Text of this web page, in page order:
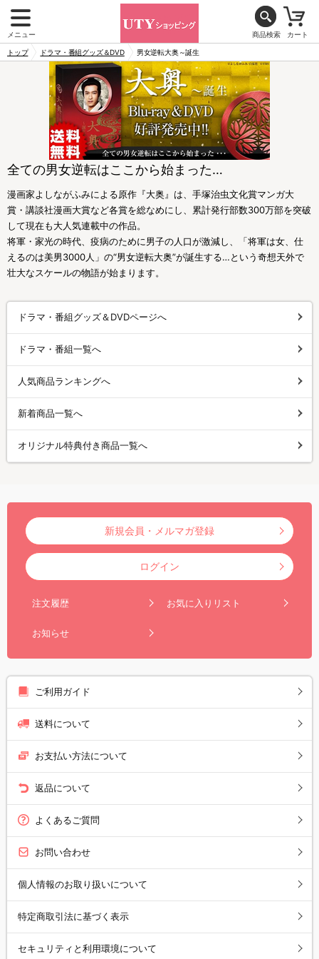
メニュー 商品検索 カート
トップ ドラマ・番組グッズ＆DVD 男女逆転大奥～誕生
全ての男女逆転はここから始まった…
漫画家よしながふみによる原作『大奥』は、手塚治虫文化賞マンガ大
賞・講談社漫画大賞など各賞を総なめにし、累計発行部数300万部を突破
して現在も大人気連載中の作品。
将軍・家光の時代、疫病のために男子の人口が激減し、「将軍は女、仕
えるのは美男3000人」の“男女逆転大奥”が誕生する…という奇想天外で
壮大なスケールの物語が始まります。
ドラマ・番組グッズ＆DVDページへ
ドラマ・番組一覧へ
人気商品ランキングへ
新着商品一覧へ
オリジナル特典付き商品一覧へ
新規会員・メルマガ登録
ログイン
注文履歴 お気に入りリスト
お知らせ
ご利用ガイド
送料について
お支払い方法について
返品について
よくあるご質問
お問い合わせ
個人情報のお取り扱いについて
特定商取引法に基づく表示
セキュリティと利用環境について